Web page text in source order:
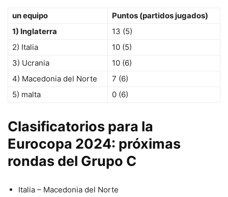
un equipo
Puntos (partidos jugados)
1) Inglaterra
13 (5)
2) Italia
10 (5)
3) Ucrania
10 (6)
4) Macedonia del Norte
7 (6)
5) malta
0 (6)
Clasificatorios para la
Eurocopa 2024: próximas
rondas del Grupo C
Italia – Macedonia del Norte